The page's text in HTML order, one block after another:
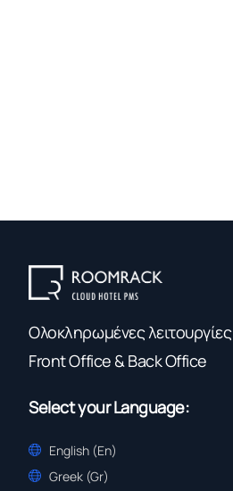
Ολοκληρωμένες λειτουργίες
Front Office & Back Office
Select your Language:
English (En)
Greek (Gr)